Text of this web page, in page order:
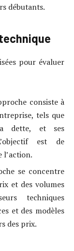
débutants.
pour évaluer
consiste à
tels que
dette, et ses
est de
l’action.
se concentre
et des volumes
techniques
et des modèles
des prix.